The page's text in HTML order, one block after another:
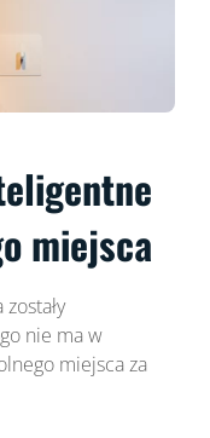
miejsca
nie ma w
miejsca za